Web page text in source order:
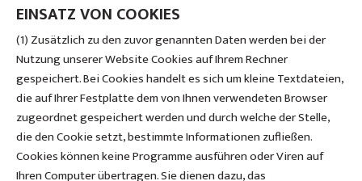
EINSATZ VON COOKIES
(1) Zusätzlich zu den zuvor genannten Daten werden bei der
Nutzung unserer Website Cookies auf Ihrem Rechner
gespeichert. Bei Cookies handelt es sich um kleine Textdateien,
die auf Ihrer Festplatte dem von Ihnen verwendeten Browser
zugeordnet gespeichert werden und durch welche der Stelle,
die den Cookie setzt, bestimmte Informationen zufließen.
Cookies können keine Programme ausführen oder Viren auf
Ihren Computer übertragen. Sie dienen dazu, das